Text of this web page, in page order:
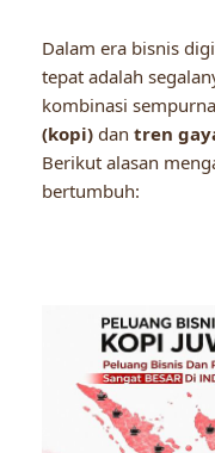
Dalam era bisnis
tepat adalah
kombinasi
(kopi) dan tren
Berikut alasan
bertumbuh: